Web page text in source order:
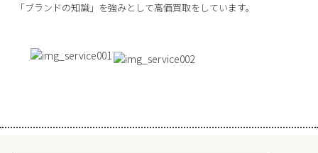
「ブランドの知識」を強みとして高価買取をしています。